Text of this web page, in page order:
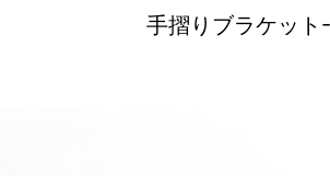
手摺りブラケッ